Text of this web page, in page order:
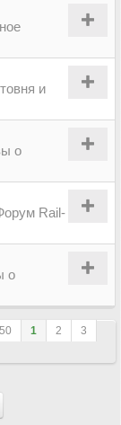
и
о
Rail-
о
50 1 2
3